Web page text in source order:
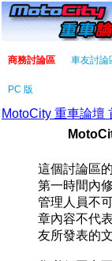
商務討論區 車友討論
PC 版
MotoCity 重車論壇
這個討論區
第一時間內
管理人員不
章內容不代
友所發表的